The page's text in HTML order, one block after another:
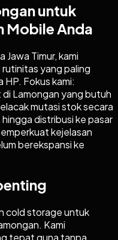
untuk
Mobile Anda
Jawa Timur, kami
yang paling
HP. Fokus kami:
Lamongan yang butuh
mutasi stok secara
distribusi ke pasar
kejelasan
berekspansi ke
cold storage untuk
Kami
tepat guna tanpa